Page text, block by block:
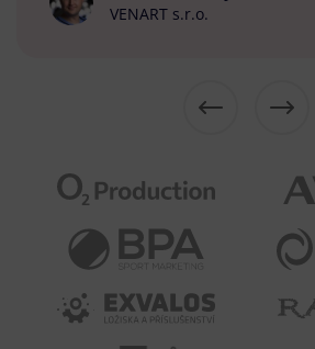
VENART s.r.o.